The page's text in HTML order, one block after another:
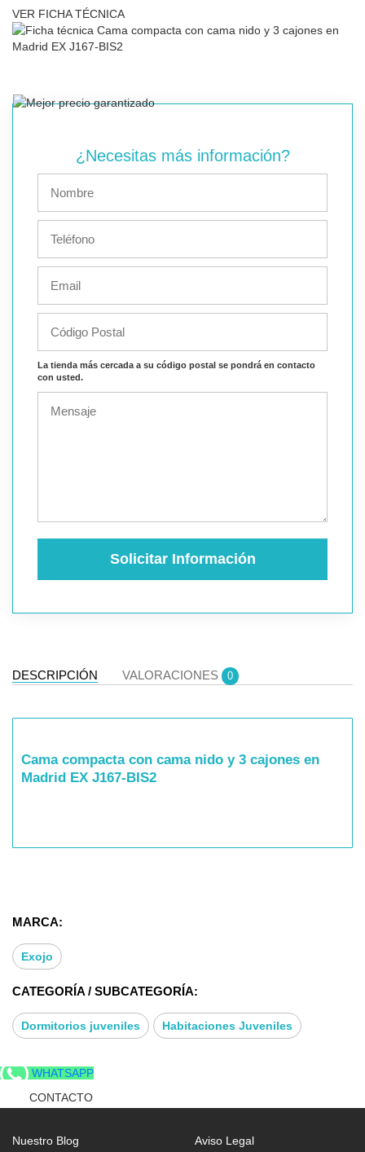
VER FICHA TÉCNICA
¿Necesitas más información?
La tienda más cercada a su código postal se pondrá en contacto
con usted.
Solicitar Información
DESCRIPCIÓN VALORACIONES 0
Cama compacta con cama nido y 3 cajones en
Madrid EX J167-BIS2
MARCA:
Exojo
CATEGORÍA / SUBCATEGORÍA:
Dormitorios juveniles Habitaciones Juveniles
WHATSAPP
CONTACTO
Nuestro Blog Aviso Legal